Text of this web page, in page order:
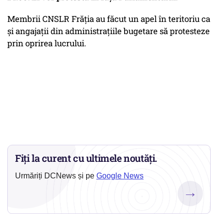
Membrii CNSLR Frăţia au făcut un apel în teritoriu ca
şi angajaţii din administraţiile bugetare să protesteze
prin oprirea lucrului.
Fiți la curent cu ultimele noutăți.
Urmăriți DCNews și pe Google News
→